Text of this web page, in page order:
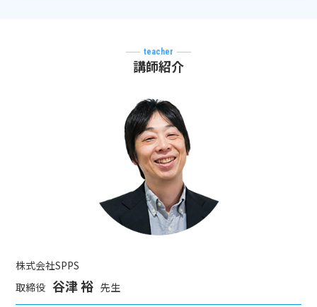
teacher
講師紹介
株式会社SPPS
取締役 谷津 裕 先生